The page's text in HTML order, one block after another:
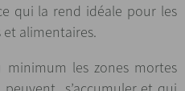
qui la rend idéale pour les
alimentaires.
les zones mortes